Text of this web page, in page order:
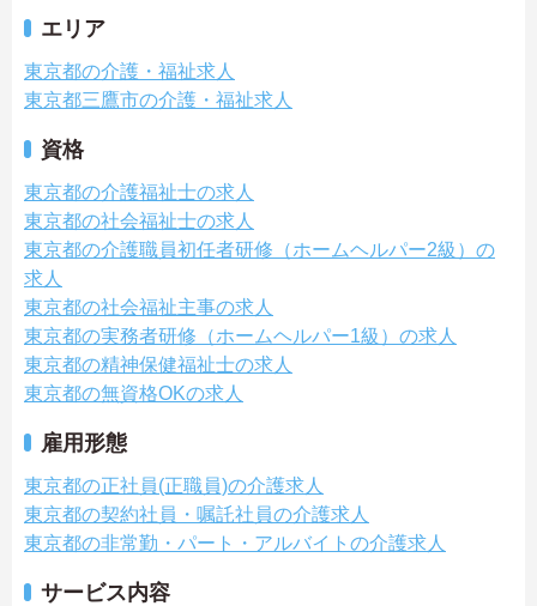
エリア
東京都の介護・福祉求人
東京都三鷹市の介護・福祉求人
資格
東京都の介護福祉士の求人
東京都の社会福祉士の求人
東京都の介護職員初任者研修（ホームヘルパー2級）の
求人
東京都の社会福祉主事の求人
東京都の実務者研修（ホームヘルパー1級）の求人
東京都の精神保健福祉士の求人
東京都の無資格OKの求人
雇用形態
東京都の正社員(正職員)の介護求人
東京都の契約社員・嘱託社員の介護求人
東京都の非常勤・パート・アルバイトの介護求人
サービス内容